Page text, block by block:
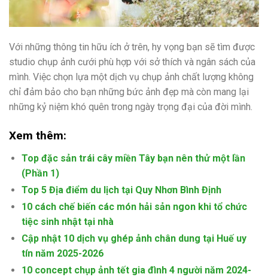
Với những thông tin hữu ích ở trên, hy vọng bạn sẽ tìm được
studio chụp ảnh cưới phù hợp với sở thích và ngân sách của
mình. Việc chọn lựa một dịch vụ chụp ảnh chất lượng không
chỉ đảm bảo cho bạn những bức ảnh đẹp mà còn mang lại
những kỷ niệm khó quên trong ngày trọng đại của đời mình.
Xem thêm:
Top đặc sản trái cây miền Tây bạn nên thử một lần
(Phần 1)
Top 5 Địa điểm du lịch tại Quy Nhơn Bình Định
10 cách chế biến các món hải sản ngon khi tổ chức
tiệc sinh nhật tại nhà
Cập nhật 10 dịch vụ ghép ảnh chân dung tại Huế uy
tín năm 2025-2026
10 concept chụp ảnh tết gia đình 4 người năm 2024-